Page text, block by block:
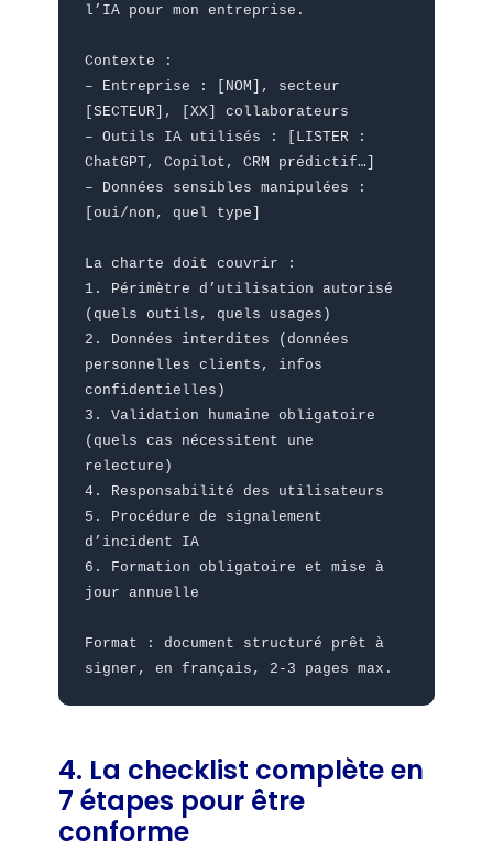
l’IA pour mon entreprise.
Contexte :
– Entreprise : [NOM], secteur
[SECTEUR], [XX] collaborateurs
– Outils IA utilisés : [LISTER :
ChatGPT, Copilot, CRM prédictif…]
– Données sensibles manipulées :
[oui/non, quel type]
La charte doit couvrir :
1. Périmètre d’utilisation autorisé
(quels outils, quels usages)
2. Données interdites (données
personnelles clients, infos
confidentielles)
3. Validation humaine obligatoire
(quels cas nécessitent une
relecture)
4. Responsabilité des utilisateurs
5. Procédure de signalement
d’incident IA
6. Formation obligatoire et mise à
jour annuelle
Format : document structuré prêt à
signer, en français, 2-3 pages max.
4. La checklist complète en
7 étapes pour être
conforme